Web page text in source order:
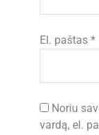
El. paštas*
Noriu
vardą, el.